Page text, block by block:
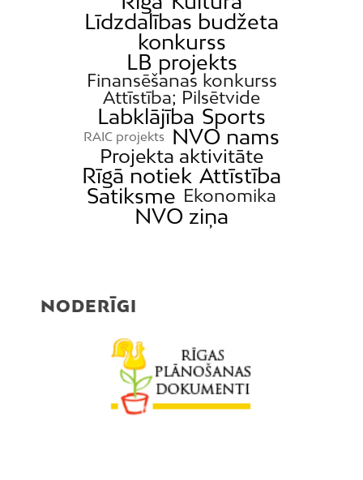
Līdzdalības budžeta
konkurss
LB projekts
Finansēšanas konkurss
Attīstība; Pilsētvide
Labklājība Sports
RAIC projekts NVO nams
Projekta aktivitāte
Rīgā notiek Attīstība
Satiksme Ekonomika
NVO ziņa
NODERĪGI